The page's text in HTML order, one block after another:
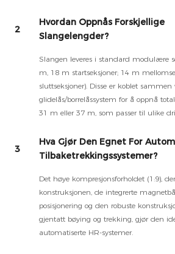
2
Hvordan Oppnås Forskjellige
Slangelengder?
Slangen leveres i standard modulære
m, 18 m startseksjoner; 14 m
sluttseksjoner). Disse er koblet sammen
glidelås/borrelåssystem for å oppnå
31 m eller 37 m, som passer til ulike
3
Hva Gjør Den Egnet For
Tilbaketrekkingssystemer?
Det høye kompresjonsforholdet (1:9),
konstruksjonen, de integrerte
posisjonering og den robuste
gjentatt bøying og trekking, gjør den
automatiserte HR-systemer.